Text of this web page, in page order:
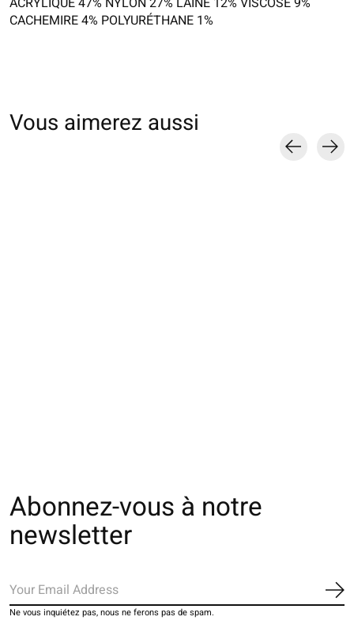
CACHEMIRE 4% POLYURÉTHANE 1%
Vous aimerez aussi
Abonnez-vous à notre
newsletter
Ne vous inquiétez pas, nous ne ferons pas de spam.